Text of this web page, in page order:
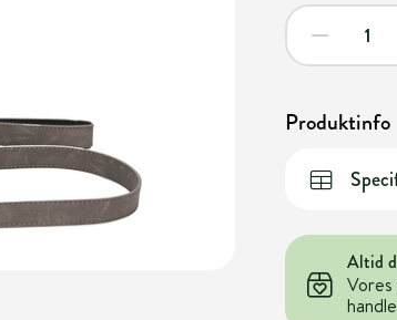
Produktinfo
Altid